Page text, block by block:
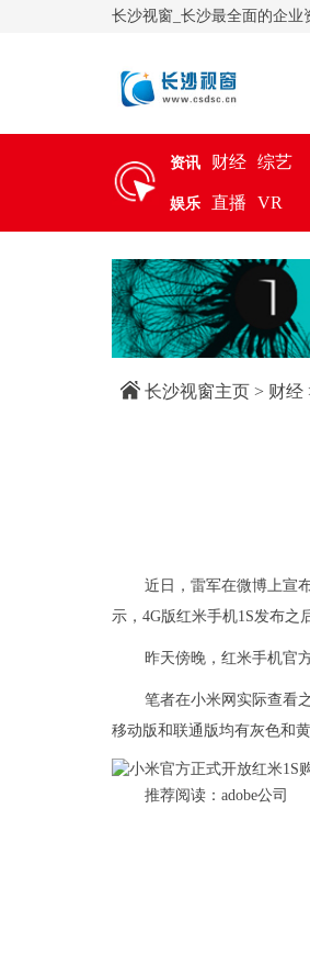
长沙视窗_长沙最全面的企业
资讯 财经 综艺
娱乐 直播 VR
长沙视窗主页 > 财经
近日，雷军在微博上宣
示，4G版红米手机1S发布之
昨天傍晚，红米手机官
笔者在小米网实际查看
移动版和联通版均有灰色和
推荐阅读： adobe公司